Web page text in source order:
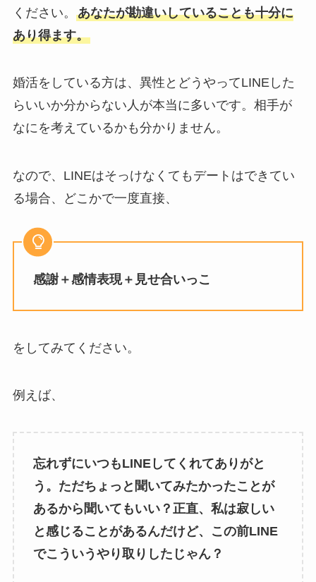
ください。 あなたが勘違いしていることも十分に
あり得ます。
婚活をしている方は、異性とどうやってLINEした
らいいか分からない人が本当に多いです。相手が
なにを考えているかも分かりません。
なので、LINEはそっけなくてもデートはできてい
る場合、どこかで一度直接、
感謝＋感情表現＋見せ合いっこ
をしてみてください。
例えば、
忘れずにいつもLINEしてくれてありがと
う。ただちょっと聞いてみたかったことが
あるから聞いてもいい？正直、私は寂しい
と感じることがあるんだけど、この前LINE
でこういうやり取りしたじゃん？